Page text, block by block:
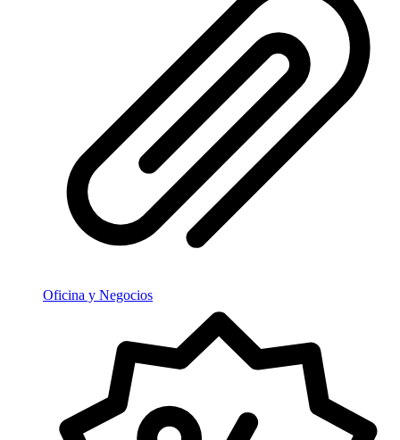
Oficina y Negocios